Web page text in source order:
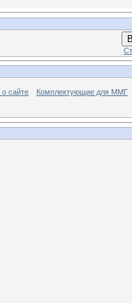
сайте Комплектующие для ММГ